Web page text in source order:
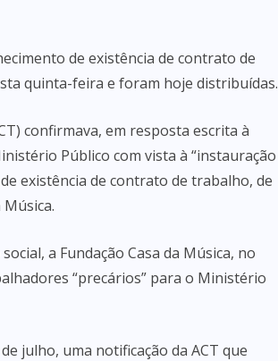
de existência de contrato de
quinta-feira e foram hoje distribuídas.
confirmava, em resposta escrita à
Público com vista à “instauração
existência de contrato de trabalho, de
a Fundação Casa da Música, no
“precários” para o Ministério
julho, uma notificação da ACT que